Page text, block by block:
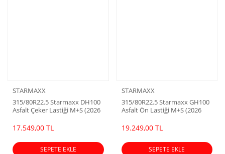
STARMAXX
315/80R22.5 Starmaxx DH100
Asfalt Çeker Lastiği M+S (2026
17.549,00 TL
SEPETE EKLE
STARMAXX
315/80R22.5 Starmaxx GH100
Asfalt Ön Lastiği M+S (2026
19.249,00 TL
SEPETE EKLE